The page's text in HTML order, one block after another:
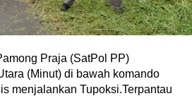
Praja (SatPol PP)
(Minut) di bawah komando
menjalankan Tupoksi.Terpantau